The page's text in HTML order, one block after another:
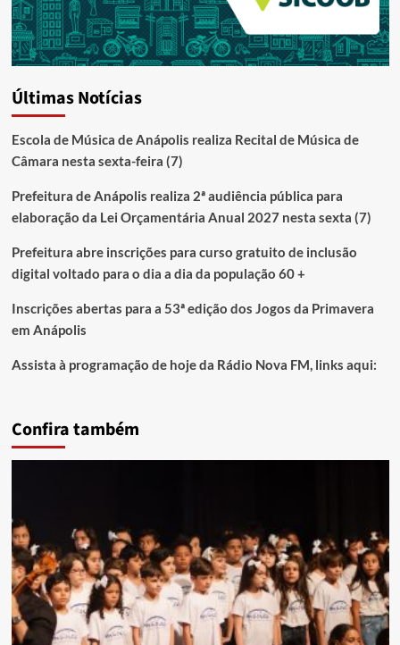
Últimas Notícias
Escola de Música de Anápolis realiza Recital de Música de
Câmara nesta sexta-feira (7)
Prefeitura de Anápolis realiza 2ª audiência pública para
elaboração da Lei Orçamentária Anual 2027 nesta sexta (7)
Prefeitura abre inscrições para curso gratuito de inclusão
digital voltado para o dia a dia da população 60 +
Inscrições abertas para a 53ª edição dos Jogos da Primavera
em Anápolis
Assista à programação de hoje da Rádio Nova FM, links aqui:
Confira também